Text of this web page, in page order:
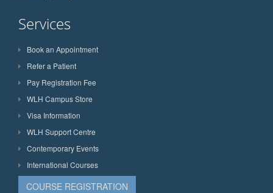
Services
Book an Appointment
Refer a Patient
Pay Registration Fee
WLH Campus Store
Visa Information
WLH Support Centre
Contemporary Events
International Courses
COURSE REGISTRATION